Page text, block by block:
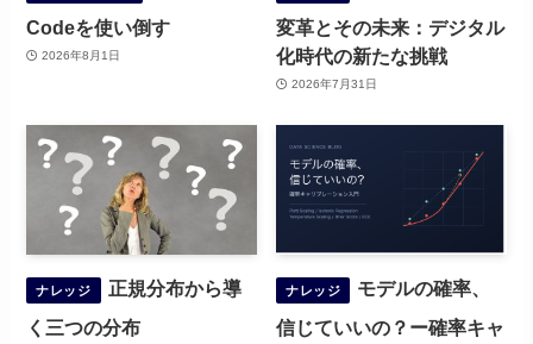
Codeを使い倒す
2026年8月1日
変革とその未来：デジタル
化時代の新たな挑戦
2026年7月31日
ナレッジ
正規分布から導
く三つの分布
ナレッジ
モデルの確率、
信じていいの？ー確率キャ